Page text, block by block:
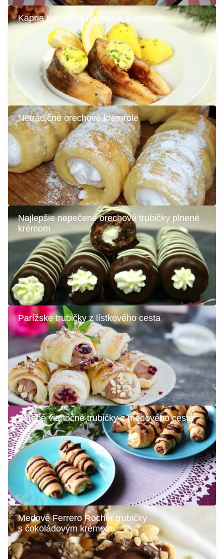
Kapria pochúťka na masle a cesnaku
Netradičné orechové kremrole
Najlepšie nepečené orechové trubičky plnené
krémom
Parížske trubičky z lístkového cesta
Plnené vianočné trubičky z medového cesta
Medové Ferrero Rocher trubičky
s čokoládovým krémom